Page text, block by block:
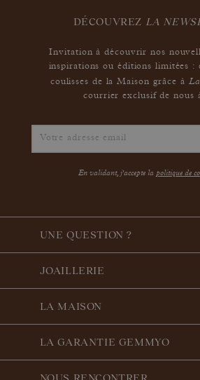
DÉCOUVREZ LA
Invitation à découvrir nos
inspirations ou éditions limitées :
coulisses de la Maison grâce à
courrier exclusif de nous
En validant, j'accepte la politique de
UNE QUESTION ?
JOAILLERIE
LA MAISON
LA GARANTIE GEMMYO
NOUS RENCONTRER